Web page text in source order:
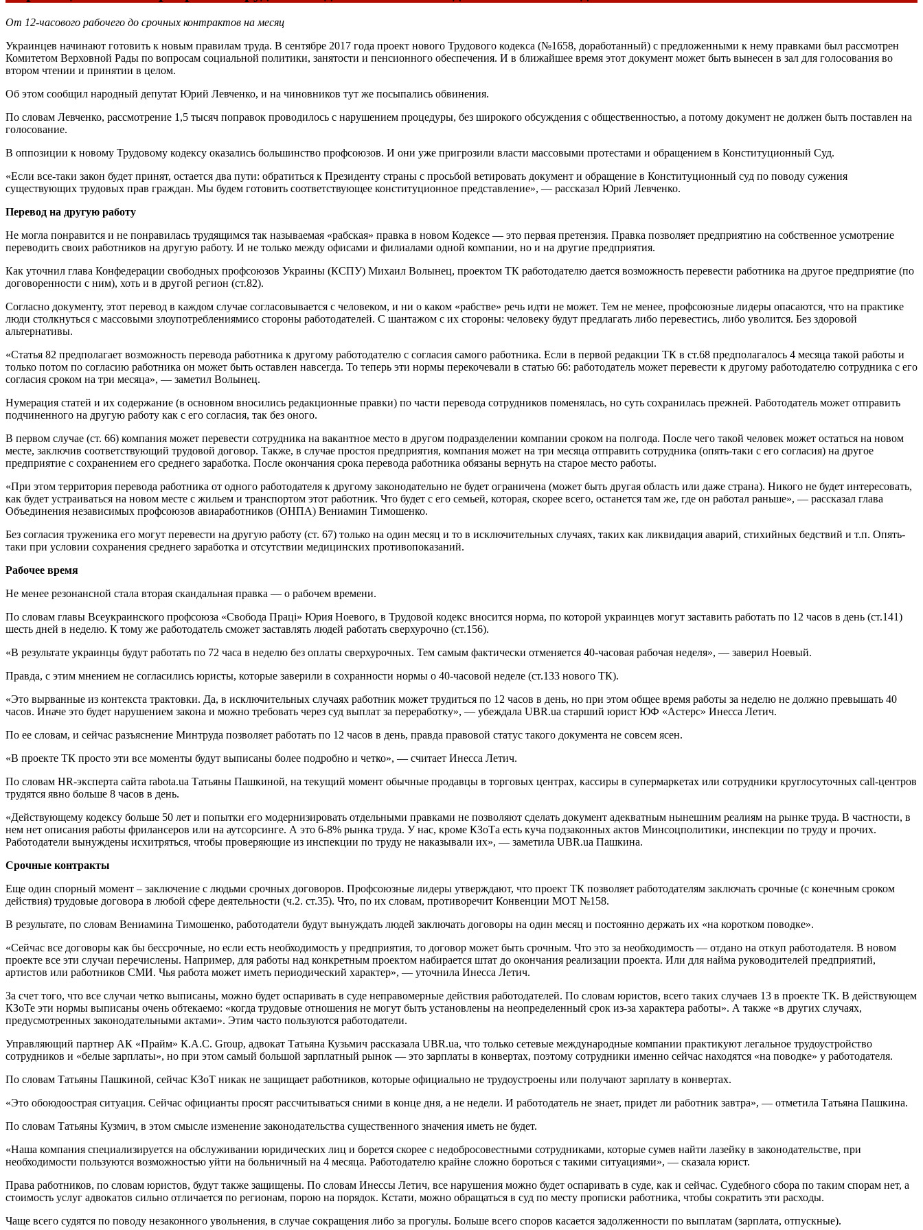
От 12-часового рабочего до срочных контрактов на месяц
Украинцев начинают готовить к новым правилам труда. В сентябре 2017 года проект нового Трудового кодекса (№1658, доработанный) с предложенными к нему правками был рассмотрен
Комитетом Верховной Рады по вопросам социальной политики, занятости и пенсионного обеспечения. И в ближайшее время этот документ может быть вынесен в зал для голосования во
втором чтении и принятии в целом.
Об этом сообщил народный депутат Юрий Левченко, и на чиновников тут же посыпались обвинения.
По словам Левченко, рассмотрение 1,5 тысяч поправок проводилось с нарушением процедуры, без широкого обсуждения с общественностью, а потому документ не должен быть поставлен на
голосование.
В оппозиции к новому Трудовому кодексу оказались большинство профсоюзов. И они уже пригрозили власти массовыми протестами и обращением в Конституционный Суд.
«Если все-таки закон будет принят, остается два пути: обратиться к Президенту страны с просьбой ветировать документ и обращение в Конституционный суд по поводу сужения
существующих трудовых прав граждан. Мы будем готовить соответствующее конституционное представление», — рассказал Юрий Левченко.
Перевод на другую работу
Не могла понравится и не понравилась трудящимся так называемая «рабская» правка в новом Кодексе — это первая претензия. Правка позволяет предприятию на собственное усмотрение
переводить своих работников на другую работу. И не только между офисами и филиалами одной компании, но и на другие предприятия.
Как уточнил глава Конфедерации свободных профсоюзов Украины (КСПУ) Михаил Волынец, проектом ТК работодателю дается возможность перевести работника на другое предприятие (по
договоренности с ним), хоть и в другой регион (ст.82).
Согласно документу, этот перевод в каждом случае согласовывается с человеком, и ни о каком «рабстве» речь идти не может. Тем не менее, профсоюзные лидеры опасаются, что на практике
люди столкнуться с массовыми злоупотреблениямисо стороны работодателей. С шантажом с их стороны: человеку будут предлагать либо перевестись, либо уволится. Без здоровой
альтернативы.
«Статья 82 предполагает возможность перевода работника к другому работодателю с согласия самого работника. Если в первой редакции ТК в ст.68 предполагалось 4 месяца такой работы и
только потом по согласию работника он может быть оставлен навсегда. То теперь эти нормы перекочевали в статью 66: работодатель может перевести к другому работодателю сотрудника с его
согласия сроком на три месяца», — заметил Волынец.
Нумерация статей и их содержание (в основном вносились редакционные правки) по части перевода сотрудников поменялась, но суть сохранилась прежней. Работодатель может отправить
подчиненного на другую работу как с его согласия, так без оного.
В первом случае (ст. 66) компания может перевести сотрудника на вакантное место в другом подразделении компании сроком на полгода. После чего такой человек может остаться на новом
месте, заключив соответствующий трудовой договор. Также, в случае простоя предприятия, компания может на три месяца отправить сотрудника (опять-таки с его согласия) на другое
предприятие с сохранением его среднего заработка. После окончания срока перевода работника обязаны вернуть на старое место работы.
«При этом территория перевода работника от одного работодателя к другому законодательно не будет ограничена (может быть другая область или даже страна). Никого не будет интересовать,
как будет устраиваться на новом месте с жильем и транспортом этот работник. Что будет с его семьей, которая, скорее всего, останется там же, где он работал раньше», — рассказал глава
Объединения независимых профсоюзов авиаработников (ОНПА) Вениамин Тимошенко.
Без согласия труженика его могут перевести на другую работу (ст. 67) только на один месяц и то в исключительных случаях, таких как ликвидация аварий, стихийных бедствий и т.п. Опять-
таки при условии сохранения среднего заработка и отсутствии медицинских противопоказаний.
Рабочее время
Не менее резонансной стала вторая скандальная правка — о рабочем времени.
По словам главы Всеукраинского профсоюза «Свобода Праці» Юрия Ноевого, в Трудовой кодекс вносится норма, по которой украинцев могут заставить работать по 12 часов в день (ст.141)
шесть дней в неделю. К тому же работодатель сможет заставлять людей работать сверхурочно (ст.156).
«В результате украинцы будут работать по 72 часа в неделю без оплаты сверхурочных. Тем самым фактически отменяется 40-часовая рабочая неделя», — заверил Ноевый.
Правда, с этим мнением не согласились юристы, которые заверили в сохранности нормы о 40-часовой неделе (ст.133 нового ТК).
«Это вырванные из контекста трактовки. Да, в исключительных случаях работник может трудиться по 12 часов в день, но при этом общее время работы за неделю не должно превышать 40
часов. Иначе это будет нарушением закона и можно требовать через суд выплат за переработку», — убеждала UBR.ua старший юрист ЮФ «Астерс» Инесса Летич.
По ее словам, и сейчас разъяснение Минтруда позволяет работать по 12 часов в день, правда правовой статус такого документа не совсем ясен.
«В проекте ТК просто эти все моменты будут выписаны более подробно и четко», — считает Инесса Летич.
По словам HR-эксперта сайта rabota.ua Татьяны Пашкиной, на текущий момент обычные продавцы в торговых центрах, кассиры в супермаркетах или сотрудники круглосуточных call-центров
трудятся явно больше 8 часов в день.
«Действующему кодексу больше 50 лет и попытки его модернизировать отдельными правками не позволяют сделать документ адекватным нынешним реалиям на рынке труда. В частности, в
нем нет описания работы фрилансеров или на аутсорсинге. А это 6-8% рынка труда. У нас, кроме КЗоТа есть куча подзаконных актов Минсоцполитики, инспекции по труду и прочих.
Работодатели вынуждены исхитряться, чтобы проверяющие из инспекции по труду не наказывали их», — заметила UBR.ua Пашкина.
Срочные контракты
Еще один спорный момент – заключение с людьми срочных договоров. Профсоюзные лидеры утверждают, что проект ТК позволяет работодателям заключать срочные (с конечным сроком
действия) трудовые договора в любой сфере деятельности (ч.2. ст.35). Что, по их словам, противоречит Конвенции МОТ №158.
В результате, по словам Вениамина Тимошенко, работодатели будут вынуждать людей заключать договоры на один месяц и постоянно держать их «на коротком поводке».
«Сейчас все договоры как бы бессрочные, но если есть необходимость у предприятия, то договор может быть срочным. Что это за необходимость — отдано на откуп работодателя. В новом
проекте все эти случаи перечислены. Например, для работы над конкретным проектом набирается штат до окончания реализации проекта. Или для найма руководителей предприятий,
артистов или работников СМИ. Чья работа может иметь периодический характер», — уточнила Инесса Летич.
За счет того, что все случаи четко выписаны, можно будет оспаривать в суде неправомерные действия работодателей. По словам юристов, всего таких случаев 13 в проекте ТК. В действующем
КЗоТе эти нормы выписаны очень обтекаемо: «когда трудовые отношения не могут быть установлены на неопределенный срок из-за характера работы». А также «в других случаях,
предусмотренных законодательными актами». Этим часто пользуются работодатели.
Управляющий партнер АК «Прайм» К.А.С. Group, адвокат Татьяна Кузьмич рассказала UBR.ua, что только сетевые международные компании практикуют легальное трудоустройство
сотрудников и «белые зарплаты», но при этом самый большой зарплатный рынок — это зарплаты в конвертах, поэтому сотрудники именно сейчас находятся «на поводке» у работодателя.
По словам Татьяны Пашкиной, сейчас КЗоТ никак не защищает работников, которые официально не трудоустроены или получают зарплату в конвертах.
«Это обоюдоострая ситуация. Сейчас официанты просят рассчитываться сними в конце дня, а не недели. И работодатель не знает, придет ли работник завтра», — отметила Татьяна Пашкина.
По словам Татьяны Кузмич, в этом смысле изменение законодательства существенного значения иметь не будет.
«Наша компания специализируется на обслуживании юридических лиц и борется скорее с недобросовестными сотрудниками, которые сумев найти лазейку в законодательстве, при
необходимости пользуются возможностью уйти на больничный на 4 месяца. Работодателю крайне сложно бороться с такими ситуациями», — сказала юрист.
Права работников, по словам юристов, будут также защищены. По словам Инессы Летич, все нарушения можно будет оспаривать в суде, как и сейчас. Судебного сбора по таким спорам нет, а
стоимость услуг адвокатов сильно отличается по регионам, порою на порядок. Кстати, можно обращаться в суд по месту прописки работника, чтобы сократить эти расходы.
Чаще всего судятся по поводу незаконного увольнения, в случае сокращения либо за прогулы. Больше всего споров касается задолженности по выплатам (зарплата, отпускные).